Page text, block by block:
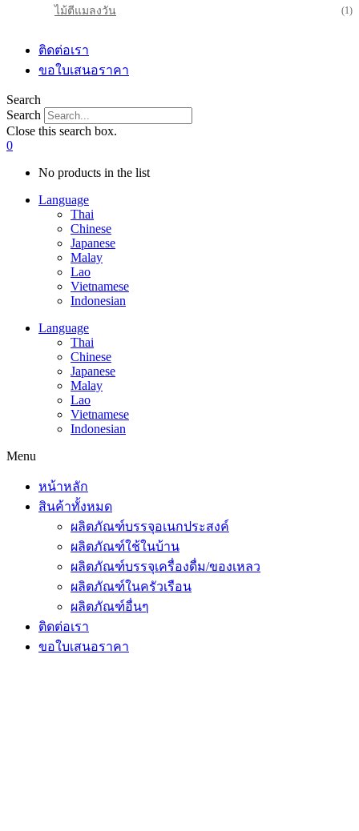
ไม้ตีแมลงวัน (1)
ติดต่อเรา
ขอใบเสนอราคา
Search
Search
Close this search box.
0
No products in the list
Language
Thai
Chinese
Japanese
Malay
Lao
Vietnamese
Indonesian
Language
Thai
Chinese
Japanese
Malay
Lao
Vietnamese
Indonesian
Menu
หน้าหลัก
สินค้าทั้งหมด
ผลิตภัณฑ์บรรจุอเนกประสงค์
ผลิตภัณฑ์ใช้ในบ้าน
ผลิตภัณฑ์บรรจุเครื่องดื่ม/ของเหลว
ผลิตภัณฑ์ในครัวเรือน
ผลิตภัณฑ์อื่นๆ
ติดต่อเรา
ขอใบเสนอราคา